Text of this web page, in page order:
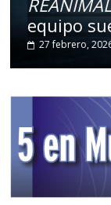
equipo
27 febrero,